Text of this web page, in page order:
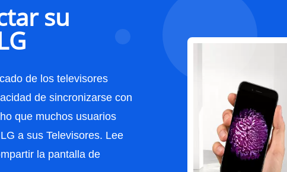
su
de los televisores
de sincronizarse con
que muchos usuarios
a sus Televisores. Lee
la pantalla de